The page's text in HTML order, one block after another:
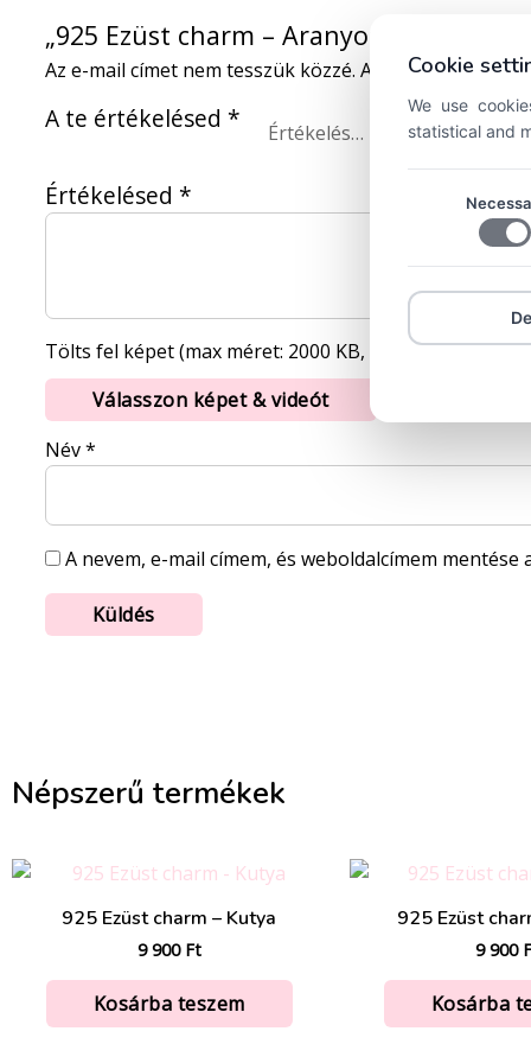
„925 Ezüst charm – Aranyos állatka”
Az e-mail címet nem tesszük közzé. A kötelező
A te értékelésed *
Értékelésed *
Tölts fel képet (max méret: 2000 KB, max kép: 5)
Válasszon képet & videót
Név*
A nevem, e-mail címem, és weboldalcímem
Népszerű termékek
925 Ezüst charm – Kutya
9 900 Ft
Kosárba teszem
925 Ezüst
9 900
Kosárba
Cookie
We use
statistical and